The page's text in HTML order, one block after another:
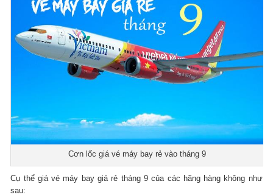
Cơn lốc giá vé máy bay rẻ vào tháng 9
Cụ thể giá vé máy bay giá rẻ tháng 9 của các hãng hàng không như
sau: